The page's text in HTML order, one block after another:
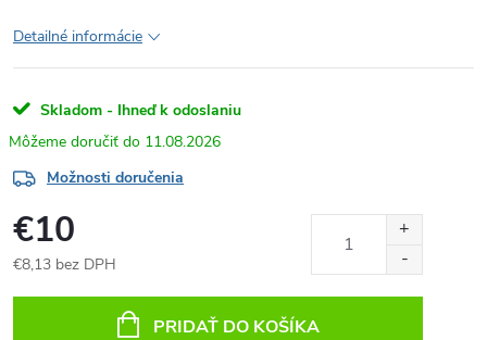
Detailné informácie
Skladom - Ihneď k odoslaniu
11.08.2026
Možnosti doručenia
€10
€8,13 bez DPH
PRIDAŤ DO KOŠÍKA